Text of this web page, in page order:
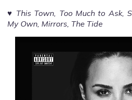
♥ This Town, Too Much to Ask,
My Own, Mirrors, The Tide